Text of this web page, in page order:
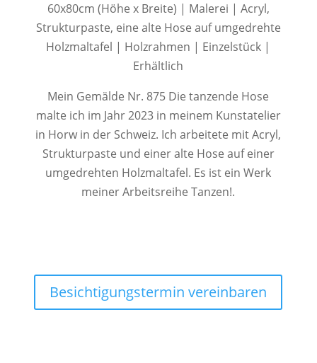
60x80cm (Höhe x Breite) | Malerei | Acryl,
Strukturpaste, eine alte Hose auf umgedrehte
Holzmaltafel | Holzrahmen | Einzelstück |
Erhältlich
Mein Gemälde Nr. 875 Die tanzende Hose
malte ich im Jahr 2023 in meinem Kunstatelier
in Horw in der Schweiz. Ich arbeitete mit Acryl,
Strukturpaste und einer alte Hose auf einer
umgedrehten Holzmaltafel. Es ist ein Werk
meiner Arbeitsreihe Tanzen!.
Besichtigungstermin vereinbaren